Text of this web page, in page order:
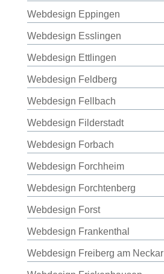
Webdesign Eppingen
Webdesign Esslingen
Webdesign Ettlingen
Webdesign Feldberg
Webdesign Fellbach
Webdesign Filderstadt
Webdesign Forbach
Webdesign Forchheim
Webdesign Forchtenberg
Webdesign Forst
Webdesign Frankenthal
Webdesign Freiberg am Neckar